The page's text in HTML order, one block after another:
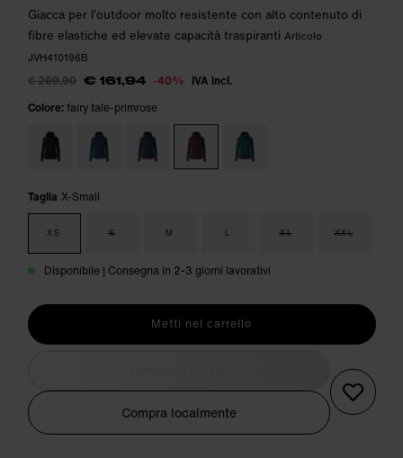
Giacca per l’outdoor molto resistente con alto contenuto di
fibre elastiche ed elevate capacità traspiranti Articolo
JVH410196B
€ 269,90 € 161,94 -40% IVA incl.
Colore: fairy tale-primrose
Taglia X-Small
XS S M L XL XXL
Disponibile | Consegna in 2-3 giorni lavorativi
Metti nel carrello
Compra localmente